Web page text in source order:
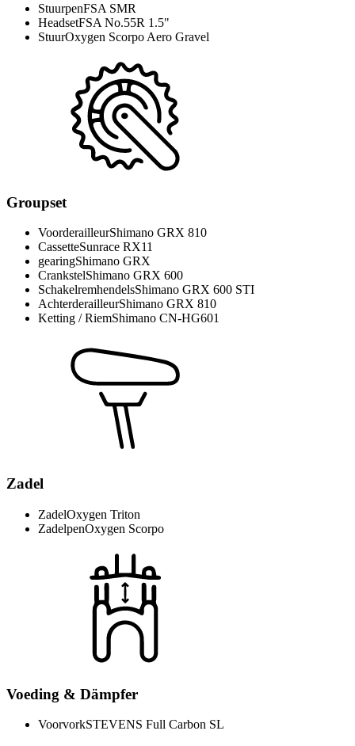
StuurpenFSA SMR
HeadsetFSA No.55R 1.5"
StuurOxygen Scorpo Aero Gravel
Groupset
VoorderailleurShimano GRX 810
CassetteSunrace RX11
gearingShimano GRX
CrankstelShimano GRX 600
SchakelremhendelsShimano GRX 600 STI
AchterderailleurShimano GRX 810
Ketting / RiemShimano CN-HG601
Zadel
ZadelOxygen Triton
ZadelpenOxygen Scorpo
Voeding & Dämpfer
VoorvorkSTEVENS Full Carbon SL